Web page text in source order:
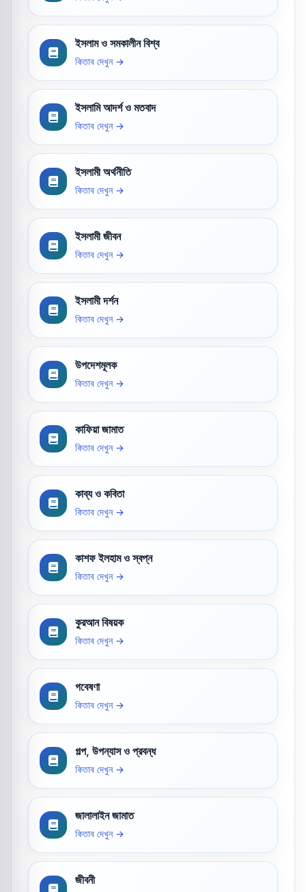
ইসলাম ও সমকালীন বিশ্ব
কিতাব দেখুন →
ইসলামি আদর্শ ও মতবাদ
কিতাব দেখুন →
ইসলামী অর্থনীতি
কিতাব দেখুন →
ইসলামী জীবন
কিতাব দেখুন →
ইসলামী দর্শন
কিতাব দেখুন →
উপদেশমূলক
কিতাব দেখুন →
কাফিয়া জামাত
কিতাব দেখুন →
কাব্য ও কবিতা
কিতাব দেখুন →
কাশফ ইলহাম ও স্বপ্ন
কিতাব দেখুন →
কুরআন বিষয়ক
কিতাব দেখুন →
গবেষণা
কিতাব দেখুন →
গল্প, উপন্যাস ও প্রবন্ধ
কিতাব দেখুন →
জালালাইন জামাত
কিতাব দেখুন →
জীবনী